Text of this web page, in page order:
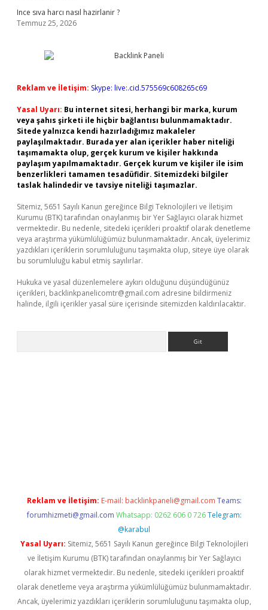
Ince sıva harcı nasıl hazirlanir ?
Temmuz 25, 2026
Reklam ve İletişim: Skype: live:.cid.575569c608265c69
Yasal Uyarı: Bu internet sitesi, herhangi bir marka, kurum
veya şahıs şirketi ile hiçbir bağlantısı bulunmamaktadır.
Sitede yalnızca kendi hazırladığımız makaleler
paylaşılmaktadır. Burada yer alan içerikler haber niteliği
taşımamakta olup, gerçek kurum ve kişiler hakkında
paylaşım yapılmamaktadır. Gerçek kurum ve kişiler ile isim
benzerlikleri tamamen tesadüfidir. Sitemizdeki bilgiler
taslak halindedir ve tavsiye niteliği taşımazlar.
Sitemiz, 5651 Sayılı Kanun gereğince Bilgi Teknolojileri ve İletişim
Kurumu (BTK) tarafından onaylanmış bir Yer Sağlayıcı olarak hizmet
vermektedir. Bu nedenle, sitedeki içerikleri proaktif olarak denetleme
veya araştırma yükümlülüğümüz bulunmamaktadır. Ancak, üyelerimiz
yazdıkları içeriklerin sorumluluğunu taşımakta olup, siteye üye olarak
bu sorumluluğu kabul etmiş sayılırlar.
Hukuka ve yasal düzenlemelere aykırı olduğunu düşündüğünüz
içerikleri, backlinkpanelicomtr@gmail.com adresine bildirmeniz
halinde, ilgili içerikler yasal süre içerisinde sitemizden kaldırılacaktır.
Reklam ve İletişim: E-mail: backlinkpaneli@gmail.com Teams:
forumhizmeti@gmail.com Whatsapp: 0262 606 0 726 Telegram:
@karabul
Yasal Uyarı: Sitemiz, 5651 Sayılı Kanun gereğince Bilgi Teknolojileri
ve İletişim Kurumu (BTK) tarafından onaylanmış bir Yer Sağlayıcı
olarak hizmet vermektedir. Bu nedenle, sitedeki içerikleri proaktif
olarak denetleme veya araştırma yükümlülüğümüz bulunmamaktadır.
Ancak, üyelerimiz yazdıkları içeriklerin sorumluluğunu taşımakta olup,